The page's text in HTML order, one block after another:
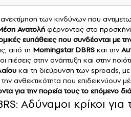
των κινδύνων που
Ανατολή φέρνοντας στο
ευπάθειες που συνδέονται με
από τη Morningstar DBRS και την
πιέσεις στην ανάπτυξη και στην
και τη διεύρυνση των spreads,
ανθεκτικότητα που επιδεικνύουν
για την πορεία τους το επόμενο
Αδύναμοι κρίκοι για